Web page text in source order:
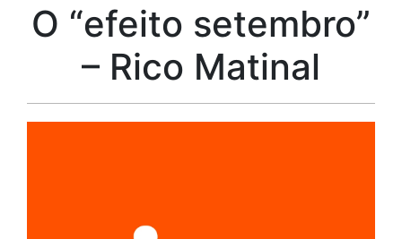
O “efeito setembro”
– Rico Matinal